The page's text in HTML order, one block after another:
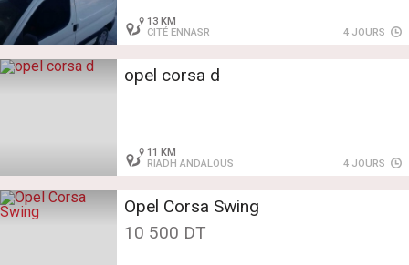
13 KM
CITÉ ENNASR
4 JOURS
opel corsa d
11 KM
RIADH ANDALOUS
4 JOURS
Opel Corsa Swing
10 500 DT